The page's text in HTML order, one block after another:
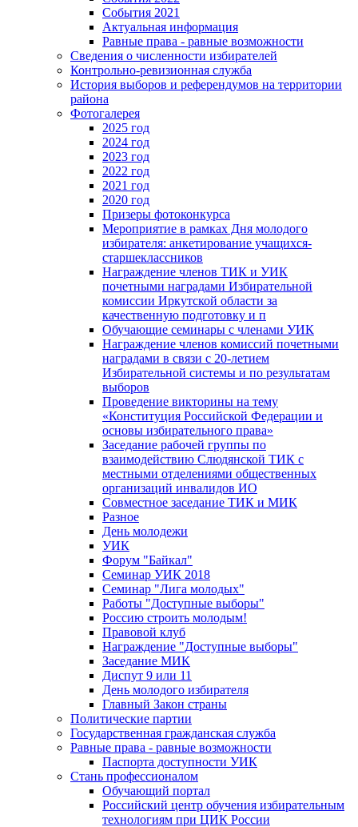
События 2021
Актуальная информация
Равные права - равные возможности
Сведения о численности избирателей
Контрольно-ревизионная служба
История выборов и референдумов на территории
района
Фотогалерея
2025 год
2024 год
2023 год
2022 год
2021 год
2020 год
Призеры фотоконкурса
Мероприятие в рамках Дня молодого
избирателя: анкетирование учащихся-
старшеклассников
Награждение членов ТИК и УИК
почетными наградами Избирательной
комиссии Иркутской области за
качественную подготовку и п
Обучающие семинары с членами УИК
Награждение членов комиссий почетными
наградами в связи с 20-летием
Избирательной системы и по результатам
выборов
Проведение викторины на тему
«Конституция Российской Федерации и
основы избирательного права»
Заседание рабочей группы по
взаимодействию Слюдянской ТИК с
местными отделениями общественных
организаций инвалидов ИО
Совместное заседание ТИК и МИК
Разное
День молодежи
УИК
Форум "Байкал"
Семинар УИК 2018
Семинар "Лига молодых"
Работы "Доступные выборы"
Россию строить молодым!
Правовой клуб
Награждение "Доступные выборы"
Заседание МИК
Диспут 9 или 11
День молодого избирателя
Главный Закон страны
Политические партии
Государственная гражданская служба
Равные права - равные возможности
Паспорта доступности УИК
Стань профессионалом
Обучающий портал
Российский центр обучения избирательным
технологиям при ЦИК России